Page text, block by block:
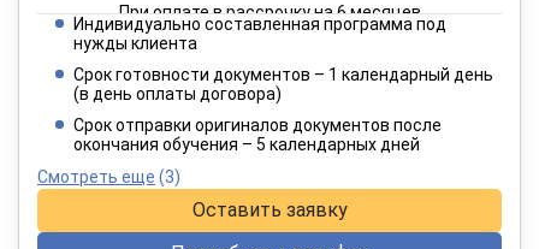
При оплате в рассрочку на 6 месяцев
4 949 руб. / 8 249 руб.
При оплате в рассрочку на 12 месяцев
Индивидуально составленная программа под
нужды клиента
Срок готовности документов – 1 календарный день
(в день оплаты договора)
Срок отправки оригиналов документов после
окончания обучения – 5 календарных дней
Смотреть еще (3)
Оставить заявку